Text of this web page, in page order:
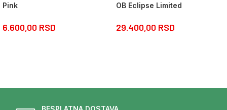
Pink
6.600,00 RSD
OB Eclipse Limited
29.400,00 RSD